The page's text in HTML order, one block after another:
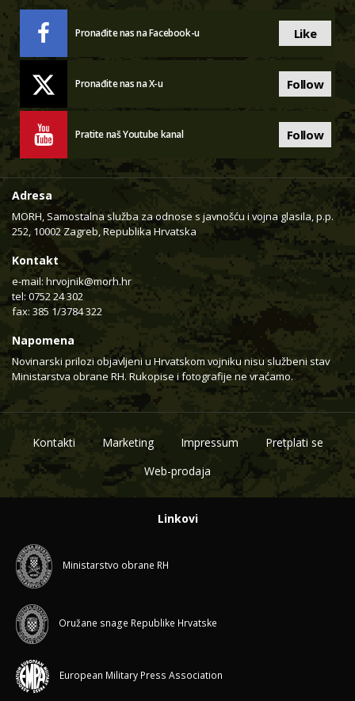
Pronađite nas na Facebook-u Like
Pronađite nas na X-u Follow
Pratite naš Youtube kanal Follow
Adresa
MORH, Samostalna služba za odnose s javnošću i vojna glasila, p.p.
252, 10002 Zagreb, Republika Hrvatska
Kontakt
e-mail: hrvojnik@morh.hr
tel: 0752 24 302
fax: 385 1/3784 322
Napomena
Novinarski prilozi objavljeni u Hrvatskom vojniku nisu službeni stav
Ministarstva obrane RH. Rukopise i fotografije ne vraćamo.
Kontakti Marketing Impressum
Pretplati se
Web-prodaja
Linkovi
Ministarstvo obrane RH
Oružane snage Republike Hrvatske
European Military Press Association